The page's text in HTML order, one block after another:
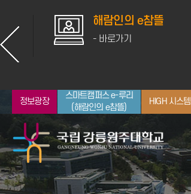
해람인의 e참뜰
- 바로가기
정보광장
스마트캠퍼스 e-루리
(해람인의 e참뜰)
HIGH 시스템